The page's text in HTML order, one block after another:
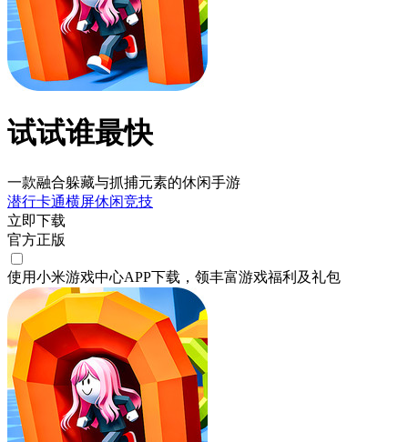
试试谁最快
一款融合躲藏与抓捕元素的休闲手游
潜行卡通横屏休闲竞技
立即下载
官方正版
使用小米游戏中心APP下载 ，领丰富游戏福利 及礼包